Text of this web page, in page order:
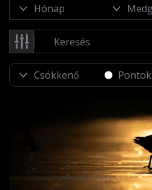
Pontok